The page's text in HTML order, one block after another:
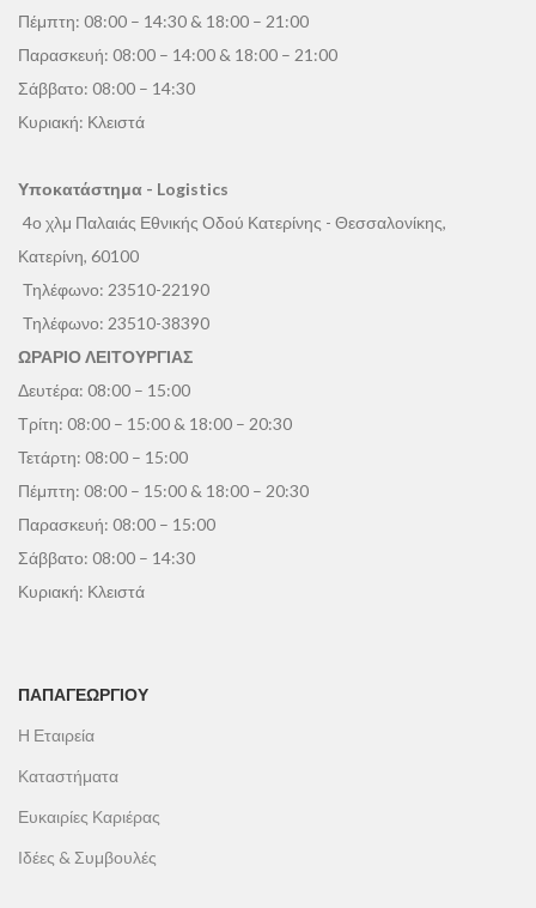
Πέμπτη: 08:00 – 14:30 & 18:00 – 21:00
Παρασκευή: 08:00 – 14:00 & 18:00 – 21:00
Σάββατο: 08:00 – 14:30
Κυριακή: Κλειστά
Υποκατάστημα - Logistics
4ο χλμ Παλαιάς Εθνικής Οδού Κατερίνης - Θεσσαλονίκης,
Κατερίνη, 60100
Τηλέφωνο: 23510-22190
Τηλέφωνο: 23510-38390
ΩΡΑΡΙΟ ΛΕΙΤΟΥΡΓΙΑΣ
Δευτέρα: 08:00 – 15:00
Τρίτη: 08:00 – 15:00 & 18:00 – 20:30
Τετάρτη: 08:00 – 15:00
Πέμπτη: 08:00 – 15:00 & 18:00 – 20:30
Παρασκευή: 08:00 – 15:00
Σάββατο: 08:00 – 14:30
Κυριακή: Κλειστά
ΠΑΠΑΓΕΩΡΓΊΟΥ
Η Εταιρεία
Καταστήματα
Ευκαιρίες Καριέρας
Ιδέες & Συμβουλές